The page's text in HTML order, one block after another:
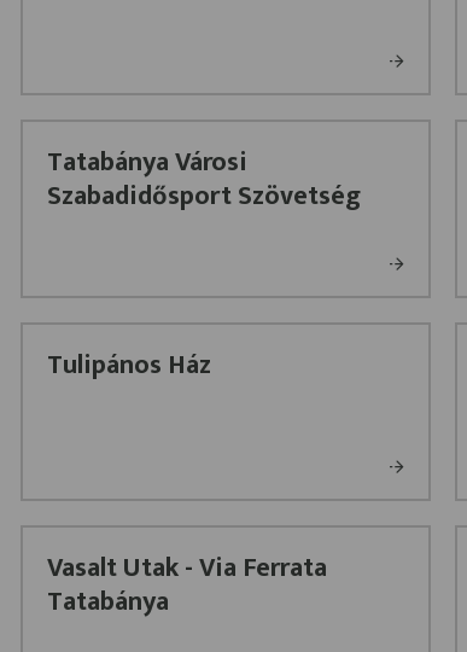
Tatabánya Városi
Szabadidősport Szövetség
Tulipános Ház
Vasalt Utak - Via Ferrata
Tatabánya